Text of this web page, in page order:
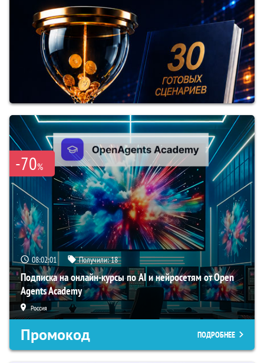
-70%
08:02:00 Получили:18
Подписка на онлайн-курсы по AI и нейросетям от Open
Agents Academy
Россия
Промокод ПОДРОБНЕЕ